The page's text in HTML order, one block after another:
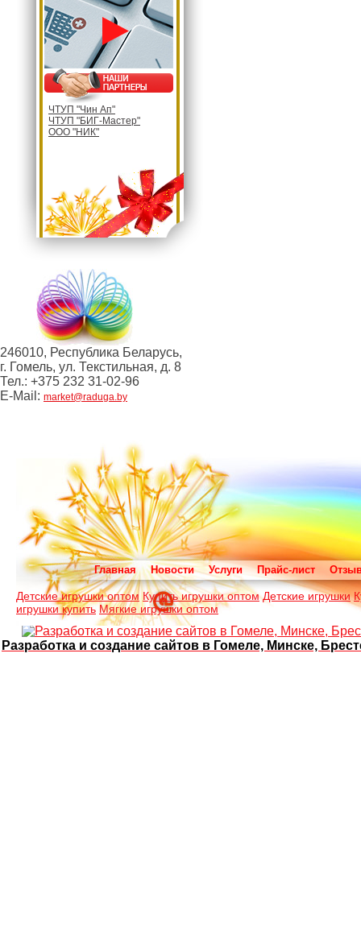
ЧТУП "Чин Ап"
ЧТУП "БИГ-Мастер"
ООО "НИК"
246010, Республика Беларусь,
г. Гомель, ул. Текстильная, д. 8
Тел.: +375 232 31-02-96
E-Mail: market@raduga.by
Главная Новости Услуги Прайс-лист
Детские игрушки оптом Купить игрушки оптом Детские игрушки
игрушки купить Мягкие игрушки оптом
Разработка и создание сайтов в Гомеле, Минске,